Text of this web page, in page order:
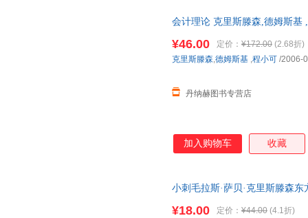
会计理论 克里斯滕森,德姆斯基
¥46.00 定价： ¥172.00 (2.68折)
丹纳赫图书专营店
克里斯滕森,德姆斯基 ,程小可 /2006-
加入购物车 收藏
小刺毛拉斯·萨贝·克里斯滕森东
¥18.00 定价： ¥44.00 (4.1折)